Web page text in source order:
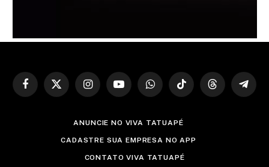
Facebook
X
InstagramYouTubeWhatsAppTikTok Threads
ANUNCIE NO VIVA TATUAPÉ
CADASTRE SUA EMPRESA NO APP
CONTATO VIVA TATUAPÉ